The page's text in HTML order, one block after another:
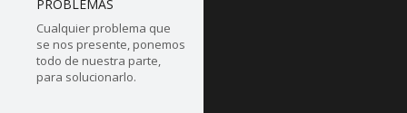
PROBLEMAS
Cualquier problema que
se nos presente, ponemos
todo de nuestra parte,
para solucionarlo.